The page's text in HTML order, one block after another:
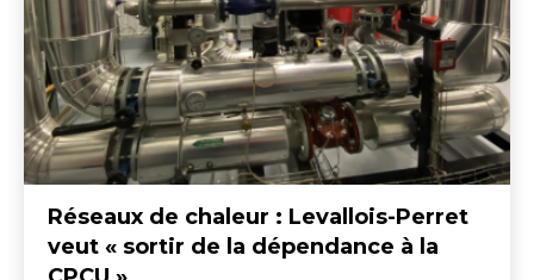
Réseaux de chaleur : Levallois-Perret
veut « sortir de la dépendance à la